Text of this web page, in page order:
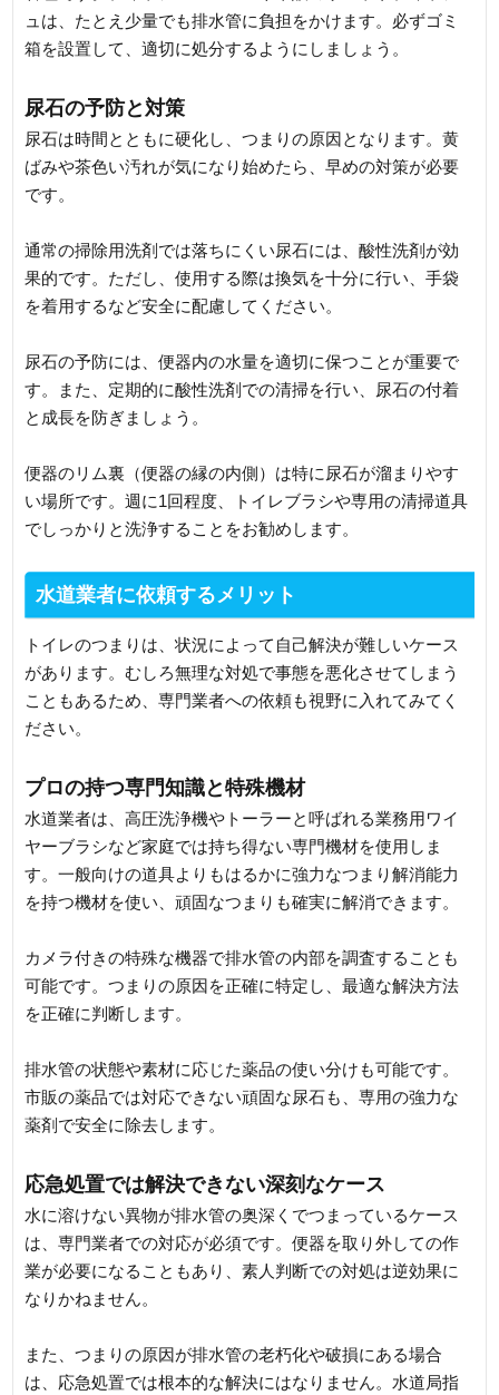
ュは、たとえ少量でも排水管に負担をかけます。必ずゴミ
箱を設置して、適切に処分するようにしましょう。
尿石の予防と対策
尿石は時間とともに硬化し、つまりの原因となります。黄
ばみや茶色い汚れが気になり始めたら、早めの対策が必要
です。
通常の掃除用洗剤では落ちにくい尿石には、酸性洗剤が効
果的です。ただし、使用する際は換気を十分に行い、手袋
を着用するなど安全に配慮してください。
尿石の予防には、便器内の水量を適切に保つことが重要で
す。また、定期的に酸性洗剤での清掃を行い、尿石の付着
と成長を防ぎましょう。
便器のリム裏（便器の縁の内側）は特に尿石が溜まりやす
い場所です。週に1回程度、トイレブラシや専用の清掃道具
でしっかりと洗浄することをお勧めします。
水道業者に依頼するメリット
トイレのつまりは、状況によって自己解決が難しいケース
があります。むしろ無理な対処で事態を悪化させてしまう
こともあるため、専門業者への依頼も視野に入れてみてく
ださい。
プロの持つ専門知識と特殊機材
水道業者は、高圧洗浄機やトーラーと呼ばれる業務用ワイ
ヤーブラシなど家庭では持ち得ない専門機材を使用しま
す。一般向けの道具よりもはるかに強力なつまり解消能力
を持つ機材を使い、頑固なつまりも確実に解消できます。
カメラ付きの特殊な機器で排水管の内部を調査することも
可能です。つまりの原因を正確に特定し、最適な解決方法
を正確に判断します。
排水管の状態や素材に応じた薬品の使い分けも可能です。
市販の薬品では対応できない頑固な尿石も、専用の強力な
薬剤で安全に除去します。
応急処置では解決できない深刻なケース
水に溶けない異物が排水管の奥深くでつまっているケース
は、専門業者での対応が必須です。便器を取り外しての作
業が必要になることもあり、素人判断での対処は逆効果に
なりかねません。
また、つまりの原因が排水管の老朽化や破損にある場合
は、応急処置では根本的な解決にはなりません。水道局指